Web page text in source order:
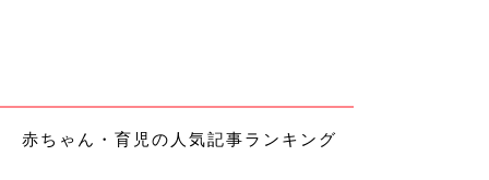
赤ちゃん・育児の人気記事ランキング